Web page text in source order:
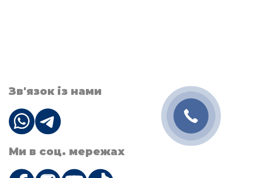
Зв'язок із нами
Ми в соц. мережах